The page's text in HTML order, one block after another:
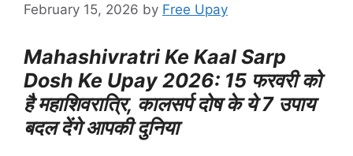
February 15, 2026 by Free Upay
Mahashivratri Ke Kaal Sarp
Dosh Ke Upay 2026: 15 फरवरी को
है महाशिवरात्रि, कालसर्प दोष के ये 7 उपाय
बदल देंगे आपकी दुनिया